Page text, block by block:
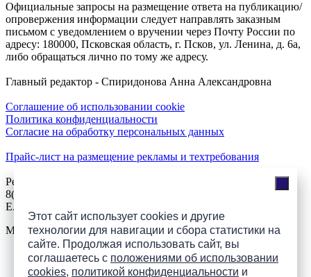
Этот сайт использует cookies и другие
технологии для навигации и сбора статистики на
сайте. Продолжая использовать сайт, вы
соглашаетесь с положениями об использовании
cookies, политикой конфиденциальности и
Официальные запросы на размещение ответа на публикацию/
опровержения информации следует направлять заказным
письмом с уведомлением о вручении через Почту России по
адресу: 180000, Псковская область, г. Псков, ул. Ленина, д. 6а,
либо обращаться лично по тому же адресу.
Главный редактор - Спиридонова Анна Александровна
Соглашение об использовании cookie
Политика конфиденциальности
Согласие на обработку персональных данных
Прайс-лист на размещение рекламы и техтребования
Реклама на сайте
8(921)508-52-62, телефон 8(8112) 500-131
E.Sezeikina@mhpsk.ru
Меню
Слушать радио «7 небо» онлайн